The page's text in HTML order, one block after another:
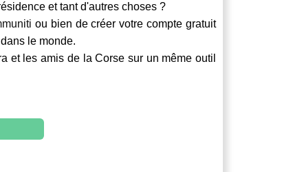
et tant d'autres choses ?
ou bien de créer votre compte gratuit
le monde.
et les amis de la Corse sur un même outil